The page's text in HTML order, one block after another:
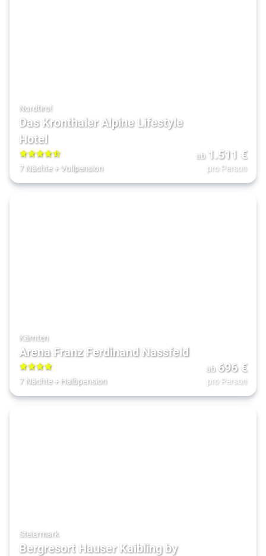
Nordtirol
Das Kronthaler Alpine Lifestyle
Hotel
4.5
7 Nächte+ Vollpension
ab 1.511 €
pro Person
Kärnten
Arena Franz Ferdinand Nassfeld
4
7 Nächte+ Halbpension
ab 696€
pro Person
Steiermark
Bergresort Hauser Kaibling by